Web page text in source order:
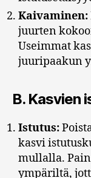
Kaivaminen:
juurten
Useimmat
juuripaakun
B. Kasvien
Istutus:
kasvi
mullalla.
ympäriltä,